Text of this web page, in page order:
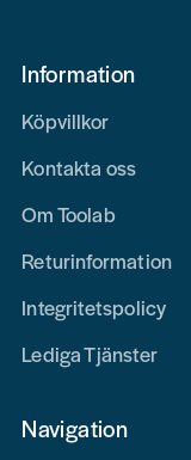
Information
Köpvillkor
Kontakta oss
Om Toolab
Returinformation
Integritetspolicy
Lediga Tjänster
Navigation